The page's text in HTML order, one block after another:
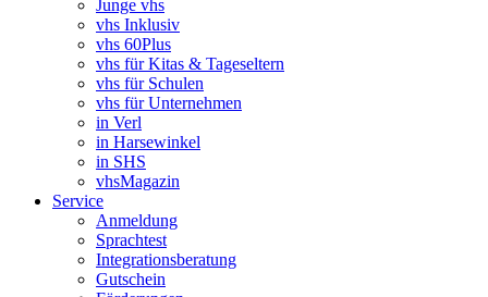
Junge vhs
vhs Inklusiv
vhs 60Plus
vhs für Kitas & Tageseltern
vhs für Schulen
vhs für Unternehmen
in Verl
in Harsewinkel
in SHS
vhsMagazin
Service
Anmeldung
Sprachtest
Integrationsberatung
Gutschein